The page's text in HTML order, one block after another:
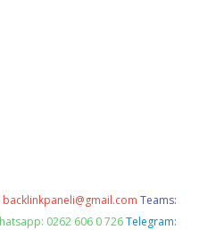
backlinkpaneli@gmail.com Teams:
0262 606 0 726 Telegram: